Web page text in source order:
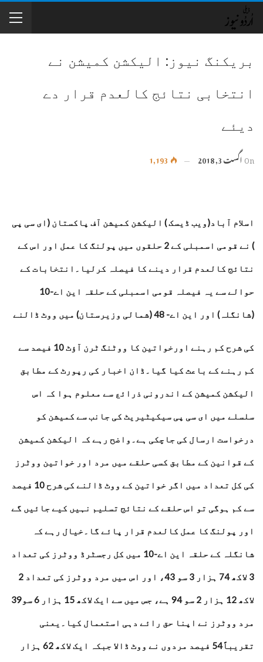
بریکنگ نیوز: الیکشن کمیشن نے
انتخابی نتائج کالعدم قرار دے
دیئے
On اگست 3, 2018
اسلام آباد(ویب ڈیسک ) الیکشن کمیشن آف پاکستان (ای سی پی
) نے قومی اسمبلی کے 2 حلقوں میں پولنگ کا عمل اور اس کے
نتائج کالعدم قرار دینے کا فیصلہ کرلیا۔انتخابات کے
حوالے سے یہ فیصلہ قومی اسمبلی کے حلقہ این اے-10
(شانگلہ) اور این اے- 48 (شمالی وزیرستان) میں ووٹ ڈالنے
کی شرح کم رہنے اورخواتین کا ووٹنگ ٹرن آؤٹ 10 فیصد سے
کم رہنے کے باعث کیا گیا۔ڈان اخبار کی رپورٹ کے مطابق
الیکشن کمیشن کے اندرونی ذرائع سے معلوم ہوا کہ اس
سلسلے میں ای سی پی سیکیٹیریٹ کی جانب سے کمیشن کو
درخواست ارسال کی جاچکی ہے۔واضح رہے کہ الیکشن کمیشن
کے قوانین کے مطابق کسی حلقے میں مرد اور خواتین ووٹرز
کی کل تعداد میں اگر خواتین کے ووٹ ڈالنے کی شرح 10 فیصد
سے کم ہوگی تو اس حلقے کے نتائج تسلیم نہیں کیے جائیں گے
اور پولنگ کا عمل کالعدم قرار پائے گا۔خیال رہے کہ
شانگلہ کے حلقہ این اے-10 میں کل رجسٹرڈ ووٹرز کی تعداد
3 لاکھ 74 ہزار 3 سو 43، اور اس میں مرد ووٹرز کی تعداد 2
لاکھ 12 ہزار 2 سو 94 ہے، جس میں سے ایک لاکھ 15 ہزار 6 سو39
مرد ووٹرز نے اپنا حق رائے دہی استعمال کیا۔یعنی
تقریباً54 فیصد مردوں نے ووٹ ڈالا جبکہ ایک لاکھ 62 ہزار